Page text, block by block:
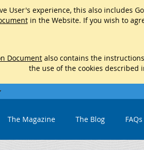
User's experience, this also includes
in the Website. If you wish to
Document also contains the
the use of the cookies described
The Magazine The Blog FAQs